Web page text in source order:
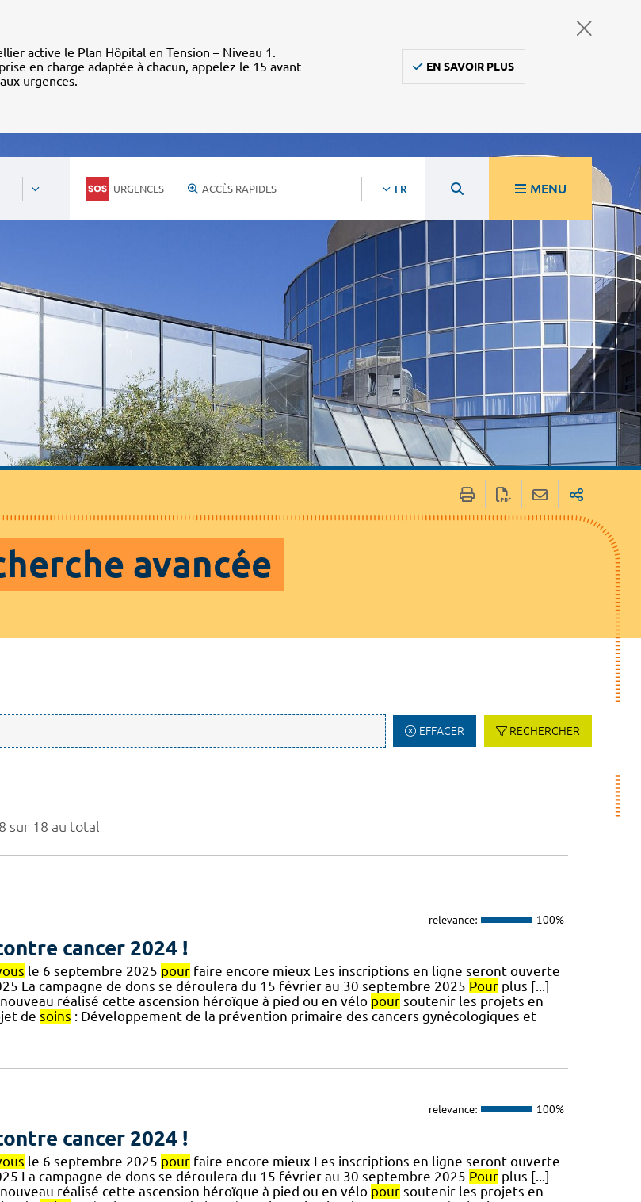
active le Plan Hôpital en Tension – Niveau 1.
en charge adaptée à chacun, appelez le 15 avant
urgences.
EN SAVOIR PLUS
URGENCES ACCÈS RAPIDES FR MENU
avancée
EFFACER RECHERCHER
sur 18 au total
relevance: 100%
cancer 2024 !
le 6 septembre 2025 pourfaire encore mieux Les inscriptions en ligne seront ouverte
La campagne de dons se déroulera du 15 février au 30 septembre 2025 Pourplus [...]
réalisé cette ascension héroïque à pied ou en vélo poursoutenir les projets en
de soins : Développement de la prévention primaire des cancers gynécologiques et
relevance: 100%
cancer 2024 !
le 6 septembre 2025 pourfaire encore mieux Les inscriptions en ligne seront ouverte
La campagne de dons se déroulera du 15 février au 30 septembre 2025 Pourplus [...]
réalisé cette ascension héroïque à pied ou en vélo poursoutenir les projets en